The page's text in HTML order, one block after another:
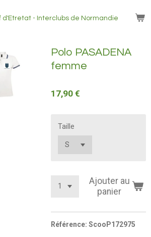
d'Etretat - Interclubs de Normandie
Polo PASADENA
femme
17,90 €
Taille
Ajouter au
panier
Référence: ScooP172975